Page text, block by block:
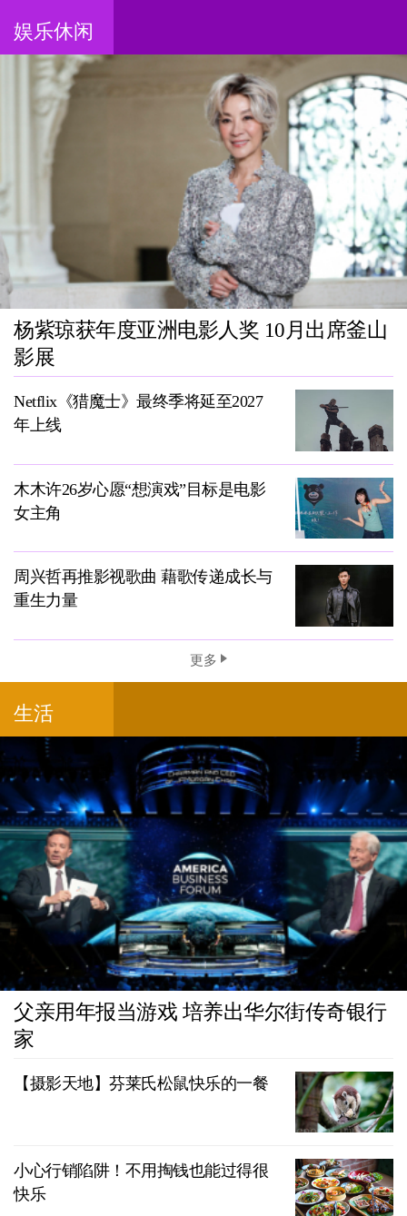
娱乐休闲
杨紫琼获年度亚洲电影人奖 10月出席釜山
影展
Netflix《猎魔士》最终季将延至2027
年上线
木木许26岁心愿“想演戏”目标是电影
女主角
周兴哲再推影视歌曲 藉歌传递成长与
重生力量
更多
生活
父亲用年报当游戏 培养出华尔街传奇银行
家
【摄影天地】芬莱氏松鼠快乐的一餐
小心行销陷阱！不用掏钱也能过得很
快乐